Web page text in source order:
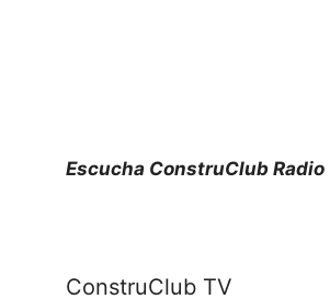
Escucha ConstruClub Radio
ConstruClub TV